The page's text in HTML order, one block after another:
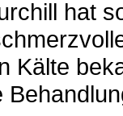
hat
Kälte